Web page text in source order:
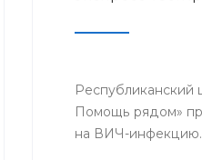
Помощь рядом»
на ВИЧ-инфекцию.